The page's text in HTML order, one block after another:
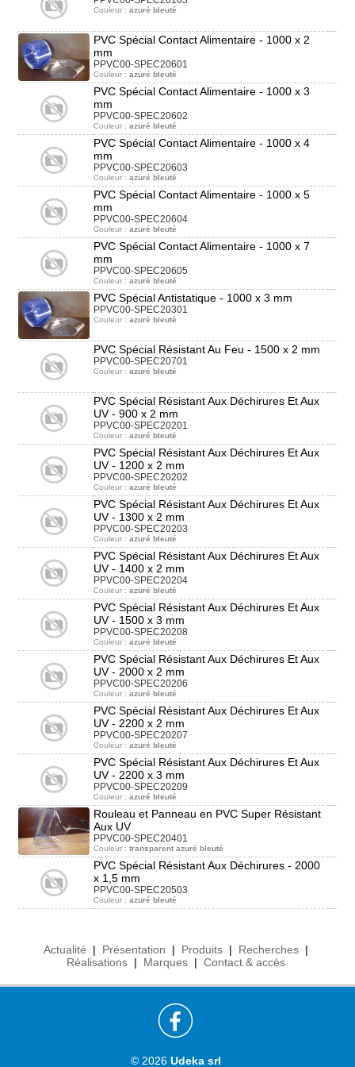
Couleur : azuré bleuté
PVC Spécial Contact Alimentaire - 1000 x 2
mm
PPVC00-SPEC20601
Couleur : azuré bleuté
PVC Spécial Contact Alimentaire - 1000 x 3
mm
PPVC00-SPEC20602
Couleur : azuré bleuté
PVC Spécial Contact Alimentaire - 1000 x 4
mm
PPVC00-SPEC20603
Couleur : azuré bleuté
PVC Spécial Contact Alimentaire - 1000 x 5
mm
PPVC00-SPEC20604
Couleur : azuré bleuté
PVC Spécial Contact Alimentaire - 1000 x 7
mm
PPVC00-SPEC20605
Couleur : azuré bleuté
PVC Spécial Antistatique - 1000 x 3 mm
PPVC00-SPEC20301
Couleur : azuré bleuté
PVC Spécial Résistant Au Feu - 1500 x 2 mm
PPVC00-SPEC20701
Couleur : azuré bleuté
PVC Spécial Résistant Aux Déchirures Et Aux
UV - 900 x 2 mm
PPVC00-SPEC20201
Couleur : azuré bleuté
PVC Spécial Résistant Aux Déchirures Et Aux
UV - 1200 x 2 mm
PPVC00-SPEC20202
Couleur : azuré bleuté
PVC Spécial Résistant Aux Déchirures Et Aux
UV - 1300 x 2 mm
PPVC00-SPEC20203
Couleur : azuré bleuté
PVC Spécial Résistant Aux Déchirures Et Aux
UV - 1400 x 2 mm
PPVC00-SPEC20204
Couleur : azuré bleuté
PVC Spécial Résistant Aux Déchirures Et Aux
UV - 1500 x 3 mm
PPVC00-SPEC20208
Couleur : azuré bleuté
PVC Spécial Résistant Aux Déchirures Et Aux
UV - 2000 x 2 mm
PPVC00-SPEC20206
Couleur : azuré bleuté
PVC Spécial Résistant Aux Déchirures Et Aux
UV - 2200 x 2 mm
PPVC00-SPEC20207
Couleur : azuré bleuté
PVC Spécial Résistant Aux Déchirures Et Aux
UV - 2200 x 3 mm
PPVC00-SPEC20209
Couleur : azuré bleuté
Rouleau et Panneau en PVC Super Résistant
Aux UV
PPVC00-SPEC20401
Couleur : transparent azuré bleuté
PVC Spécial Résistant Aux Déchirures - 2000
x 1,5 mm
PPVC00-SPEC20503
Couleur : azuré bleuté
Actualité | Présentation | Produits | Recherches |
Réalisations | Marques | Contact & accès
© 2026 Udeka srl